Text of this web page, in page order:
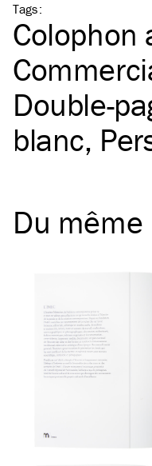
Tags:
Colophon
Double-
blanc
Du même